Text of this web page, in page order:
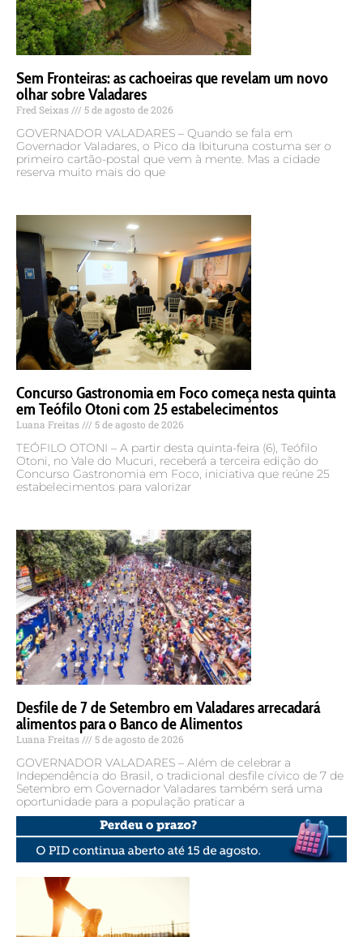
Sem Fronteiras: as cachoeiras que revelam um novo
olhar sobre Valadares
Fred Seixas 5 de agosto de 2026
GOVERNADOR VALADARES – Quando se fala em
Governador Valadares, o Pico da Ibituruna costuma ser o
primeiro cartão-postal que vem à mente. Mas a cidade
reserva muito mais do que
Concurso Gastronomia em Foco começa nesta quinta
em Teófilo Otoni com 25 estabelecimentos
Luana Freitas 5 de agosto de 2026
TEÓFILO OTONI – A partir desta quinta-feira (6), Teófilo
Otoni, no Vale do Mucuri, receberá a terceira edição do
Concurso Gastronomia em Foco, iniciativa que reúne 25
estabelecimentos para valorizar
Desfile de 7 de Setembro em Valadares arrecadará
alimentos para o Banco de Alimentos
Luana Freitas 5 de agosto de 2026
GOVERNADOR VALADARES – Além de celebrar a
Independência do Brasil, o tradicional desfile cívico de 7 de
Setembro em Governador Valadares também será uma
oportunidade para a população praticar a